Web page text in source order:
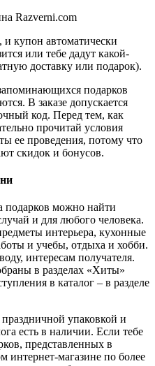
купон автоматически
или тебе дадут какой-
доставку или подарок).
подарков
В заказе допускается
код. Перед тем, как
прочитай условия
ее проведения, потому что
скидок и бонусов.
подарков можно найти
и для любого человека.
интерьера, кухонные
и учебы, отдыха и хобби.
интересам получателя.
в разделах «Хиты»
в каталог – в разделе
упаковкой и
есть в наличии. Если тебе
представленных в
интернет-магазине по более